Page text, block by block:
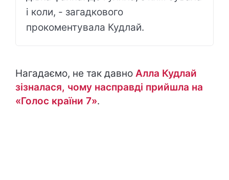
і коли, - загадкового
прокоментувала Кудлай.
Нагадаємо, не так давно Алла Кудлай
зізналася, чому насправді прийшла на
«Голос країни 7».